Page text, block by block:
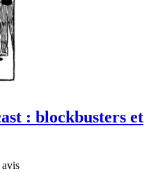
: blockbusters et
avis